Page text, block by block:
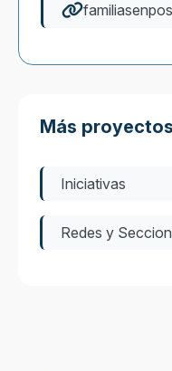
Más proyectos
Iniciativas
Redes y